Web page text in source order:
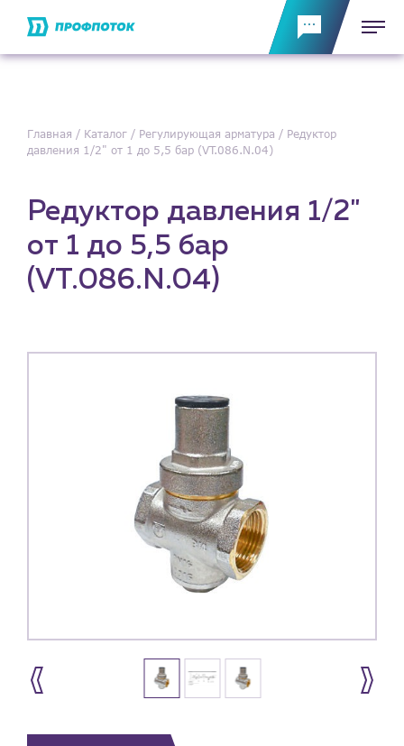
Главная Каталог Регулирующая арматура
Редуктор
давления 1/2" от 1 до 5,5 бар (VT.086.N.04)
Редуктор давления 1/2"
от 1 до 5,5 бар
(VT.086.N.04)